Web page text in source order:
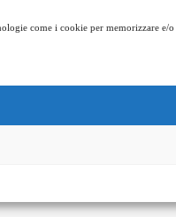
come i cookie per memorizzare